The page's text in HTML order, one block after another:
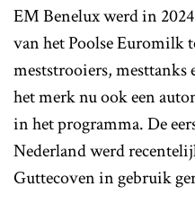
EM Benelux werd in
van het Poolse Euromilk
meststrooiers, mesttanks
het merk nu ook een
in het programma. De
Nederland werd
Guttecoven in gebruik